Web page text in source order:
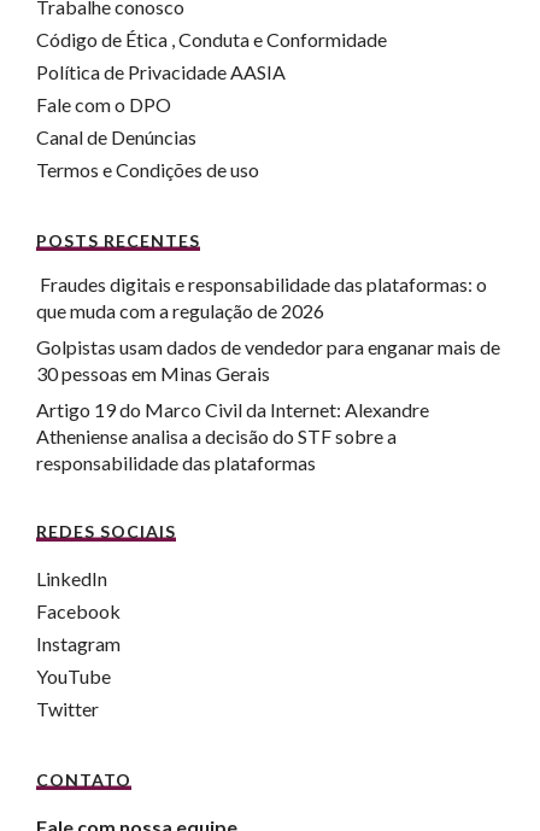
Trabalhe conosco
Código de Ética , Conduta e Conformidade
Política de Privacidade AASIA
Fale com o DPO
Canal de Denúncias
Termos e Condições de uso
POSTS RECENTES
Fraudes digitais e responsabilidade das plataformas: o
que muda com a regulação de 2026
Golpistas usam dados de vendedor para enganar mais de
30 pessoas em Minas Gerais
Artigo 19 do Marco Civil da Internet: Alexandre
Atheniense analisa a decisão do STF sobre a
responsabilidade das plataformas
REDES SOCIAIS
LinkedIn
Facebook
Instagram
YouTube
Twitter
CONTATO